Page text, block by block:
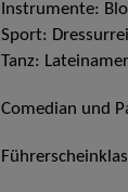
Instrumente:
Sport:
Tanz:
Comedian und